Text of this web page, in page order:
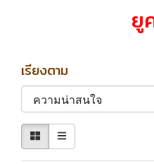
ยู
เรียงตาม